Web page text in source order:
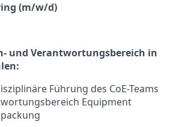
(m/w/d)
und Verantwortungsbereich in
Führung des CoE-Teams
Equipment